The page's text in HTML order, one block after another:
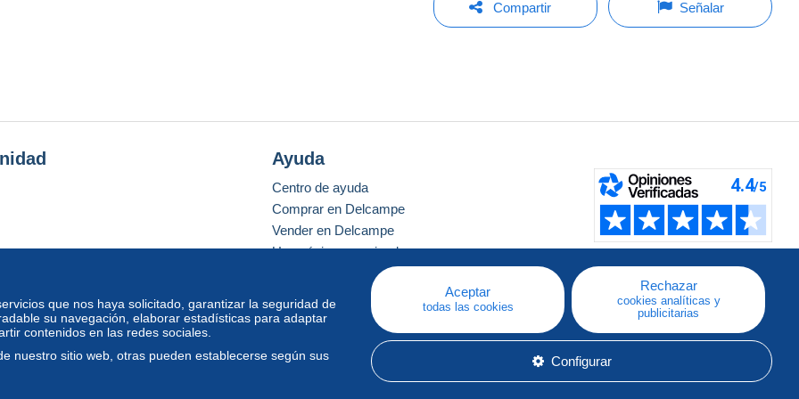
Compartir Señalar
que nos haya solicitado, garantizar la seguridad de
su navegación, elaborar estadísticas para adaptar
contenidos en las redes sociales.
nuestro sitio web, otras pueden establecerse según sus
Aceptar
todas las cookies
Rechazar
cookies analíticas y
publicitarias
Configurar
Ayuda
Centro de ayuda
Comprar en Delcampe
Vender en Delcampe
Una página securizada
estándar